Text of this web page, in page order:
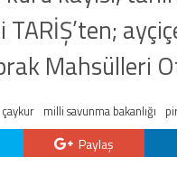
Mahsülleri
çaykur milli savunma bakanlığı
Paylaş